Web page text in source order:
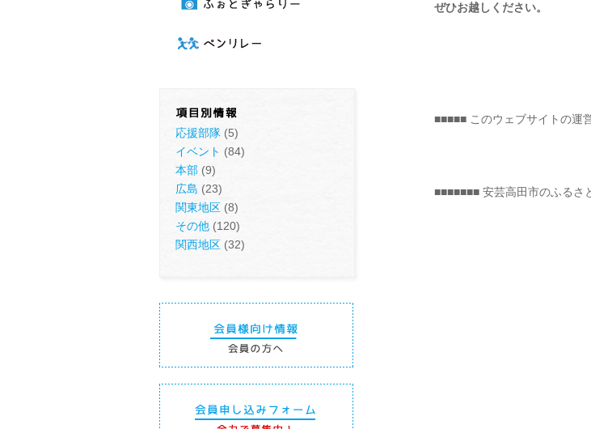
応援部隊 (5)
イベント (84)
本部 (9)
広島 (23)
関東地区 (8)
その他 (120)
関西地区 (32)
ぜひお越しください。
■■■■■ このウェブサイトの運
■■■■■■■ 安芸高田市のふるさ